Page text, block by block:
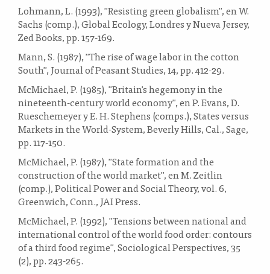
Lohmann, L. (1993), "Resisting green globalism", en W.
Sachs (comp.), Global Ecology, Londres y Nueva Jersey,
Zed Books, pp. 157-169.
Mann, S. (1987), "The rise of wage labor in the cotton
South", Journal of Peasant Studies, 14, pp. 412-29.
McMichael, P. (1985), "Britain's hegemony in the
nineteenth-century world economy", en P. Evans, D.
Rueschemeyer y E. H. Stephens (comps.), States versus
Markets in the World-System, Beverly Hills, Cal., Sage,
pp. 117-150.
McMichael, P. (1987), "State formation and the
construction of the world market", en M. Zeitlin
(comp.), Political Power and Social Theory, vol. 6,
Greenwich, Conn., JAI Press.
McMichael, P. (1992), "Tensions between national and
international control of the world food order: contours
of a third food regime", Sociological Perspectives, 35
(2), pp. 243-265.